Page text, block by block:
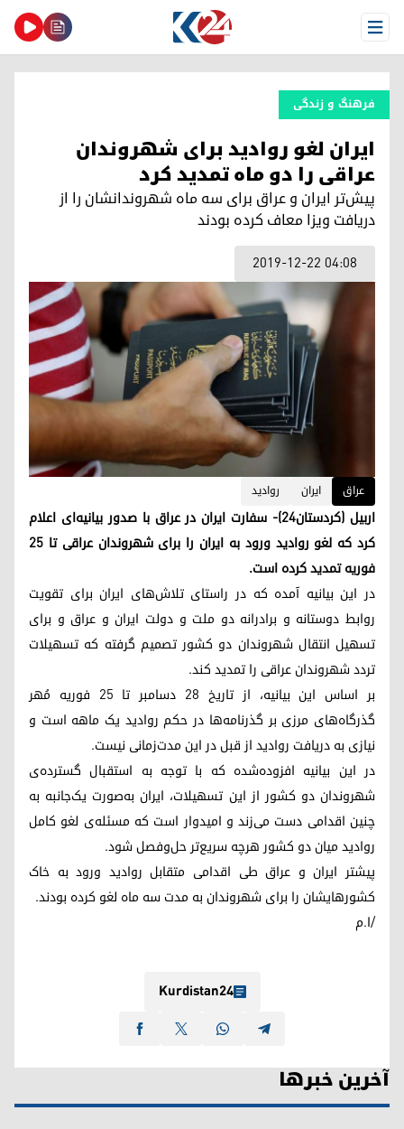
Open Menu
فرهنگ و زندگی
ایران لغو روادید برای شهروندان
عراقی را دو ماه تمدید کرد
پیش‌تر ایران و عراق برای سه ماه شهروندانشان را از
دریافت ویزا معاف کرده بودند
2019-12-22 04:08
عراق ایران روادید
اربیل (کردستان۲۴)- سفارت ایران در عراق با صدور بیانیه‌ای اعلام
کرد که لغو روادید ورود به ایران را برای شهروندان عراقی تا ۲۵
فوریه تمدید کرده است.
در این بیانیه آمده که در راستای تلاش‌های ایران برای تقویت
روابط دوستانه و برادرانه دو ملت و دولت ایران و عراق و برای
تسهیل انتقال شهروندان دو کشور تصمیم گرفته که تسهیلات
تردد شهروندان عراقی را تمدید کند.
بر اساس این بیانیه، از تاریخ ۲۸ دسامبر تا ۲۵ فوریه مُهر
گذرگاه‌های مرزی بر گذرنامه‌ها در حکم روادید یک ماهه است و
نیازی به دریافت روادید از قبل در این مدت‌زمانی نیست.
در این بیانیه افزوده‌شده که با توجه به استقبال گسترده‌ی
شهروندان دو کشور از این تسهیلات، ایران به‌صورت یک‌جانبه به
چنین اقدامی دست می‌زند و امیدوار است که مسئله‌ی لغو کامل
روادید میان دو کشور هرچه سریع‌تر حل‌وفصل شود.
پیشتر ایران و عراق طی اقدامی متقابل روادید ورود به خاک
کشورهایشان را برای شهروندان به مدت سه ماه لغو کرده بودند.
/ا.م
Kurdistan24
آخرین خبرها